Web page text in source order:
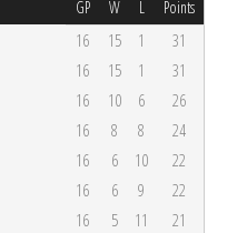
GP W L Points
16 15 1
31
16 15 1
31
16 10 6
26
16 8 8
24
16 6 10
22
16 6 9
22
16 5 11
21